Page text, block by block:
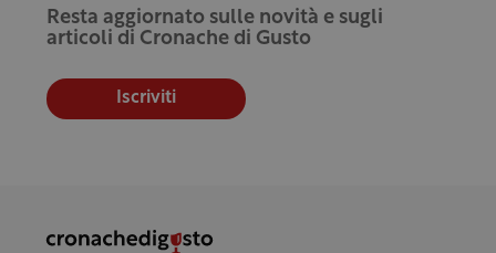
Resta aggiornato sulle novità e sugli
articoli di Cronache di Gusto
Iscriviti